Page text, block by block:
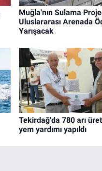
Muğla'nın Sulama
Uluslararası Arenada
Yarışacak
Tekirdağ'da 780 arı
yem yardımı yapıldı